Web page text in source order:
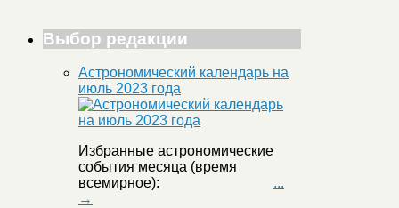
Выбор редакции
Астрономический календарь на
июль 2023 года
Избранные астрономические
события месяца (время
всемирное): ...
→